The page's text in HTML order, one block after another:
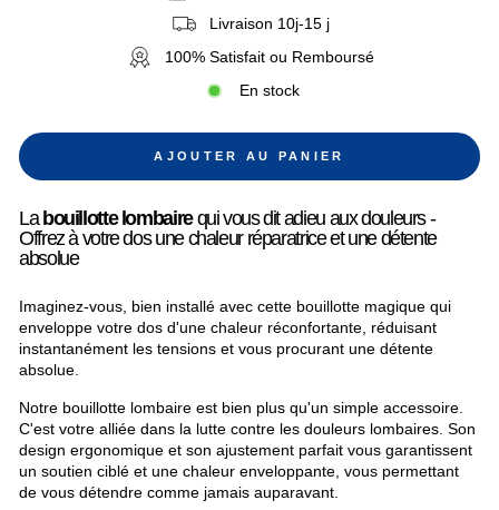
Livraison 10j-15 j
100% Satisfait ou Remboursé
En stock
AJOUTER AU PANIER
Labouillotte lombairequi vous dit adieu aux douleurs -
Offrez à votre dos une chaleur réparatrice et une détente
absolue
Imaginez-vous, bien installé avec cette bouillotte magique qui
enveloppe votre dos d'une chaleur réconfortante, réduisant
instantanément les tensions et vous procurant une détente
absolue.
Notre bouillotte lombaire est bien plus qu'un simple accessoire.
C'est votre alliée dans la lutte contre les douleurs lombaires. Son
design ergonomique et son ajustement parfait vous garantissent
un soutien ciblé et une chaleur enveloppante, vous permettant
de vous détendre comme jamais auparavant.